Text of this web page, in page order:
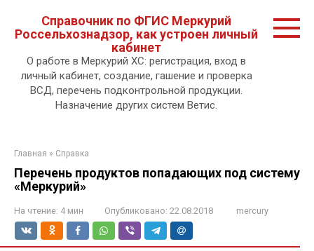
контенту.
Справочник по ФГИС Меркурий
Россельхознадзор, как устроен личный
кабинет
О работе в Меркурий ХС: регистрация, вход в
личный кабинет, создание, гашение и проверка
ВСД, перечень подконтрольной продукции.
Назначение других систем Ветис.
Главная » Справка
Перечень продуктов попадающих под систему
«Меркурий»
На чтение: 4 мин Опубликовано: 22.08.2018 mercury